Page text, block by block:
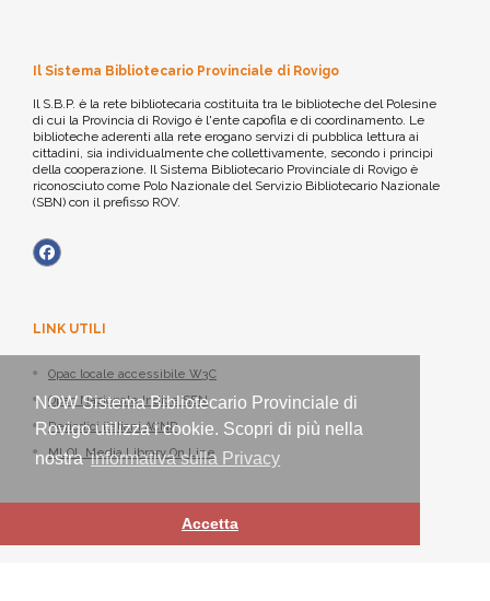
NOW Sistema Bibliotecario Provinciale di
Rovigo utilizza i cookie. Scopri di più nella
nostrainformativa sulla Privacy
Accetta
Il Sistema Bibliotecario Provinciale di Rovigo
Il S.B.P. è la rete bibliotecaria costituita tra le biblioteche del Polesine
di cui la Provincia di Rovigo è l'ente capofila e di coordinamento. Le
biblioteche aderenti alla rete erogano servizi di pubblica lettura ai
cittadini, sia individualmente che collettivamente, secondo i principi
della cooperazione. Il Sistema Bibliotecario Provinciale di Rovigo è
riconosciuto come Polo Nazionale del Servizio Bibliotecario Nazionale
(SBN) con il prefisso ROV.
LINK UTILI
Opac locale accessibile W3C
Opac Nazionale Indice SBN
Periodici italiani ACNP
MLOL Media Library On Line